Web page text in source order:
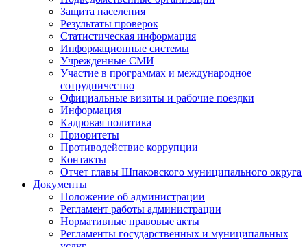
Защита населения
Результаты проверок
Статистическая информация
Информационные системы
Учрежденные СМИ
Участие в программах и международное
сотрудничество
Официальные визиты и рабочие поездки
Информация
Кадровая политика
Приоритеты
Противодействие коррупции
Контакты
Отчет главы Шпаковского муниципального округа
Документы
Положение об администрации
Регламент работы администрации
Нормативные правовые акты
Регламенты государственных и муниципальных